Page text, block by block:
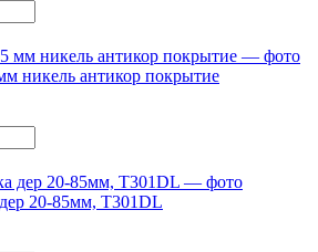
никель антикор покрытие
20-85мм, Т301DL